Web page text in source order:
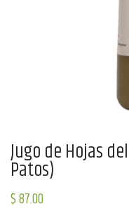
Jugo de Hojas
Patos)
$87.00